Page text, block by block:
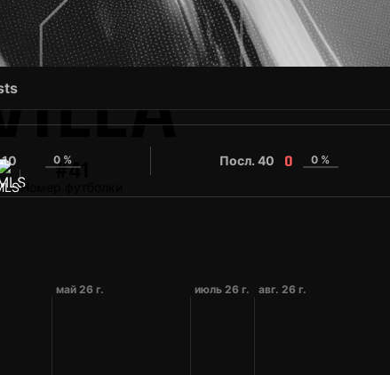
#41
Номер футболки
0 % Посл. 40 0 0 %
май 26 г. июль 26 г. авг. 26 г.